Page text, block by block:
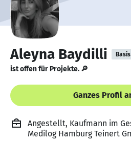
Aleyna Baydilli Basis
ist offen für Projekte. 🔎
Ganzes Profil
Angestellt, Kaufmann im
Medilog Hamburg Teinert